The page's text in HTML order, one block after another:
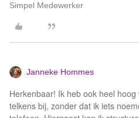
Simpel Medewerker
Janneke Hommes
Herkenbaar! Ik heb ook heel
telkens bij, zonder dat ik iets